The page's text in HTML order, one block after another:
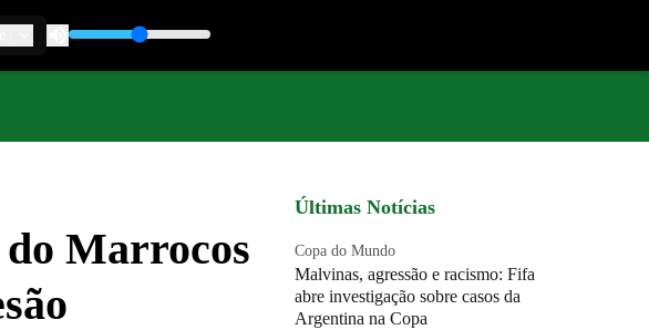
Marrocos
Últimas Notícias
Copa do Mundo
Malvinas, agressão e racismo: Fifa
abre investigação sobre casos da
Argentina na Copa